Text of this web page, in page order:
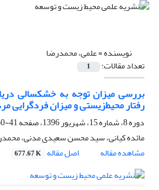
نویسنده =علمی، محمدرضا
تعداد مقالات: 1
بررسی میزان توجه به خشکسالی
رفتار محیط‌زیستی و میزان فردگرایی
دوره 8، شماره 15، شهریور 1396، صفحه
41-50
مائده کیانی، سید محسن سعیدی مدنی،
مشاهده مقاله
اصل مقاله 677.67 K